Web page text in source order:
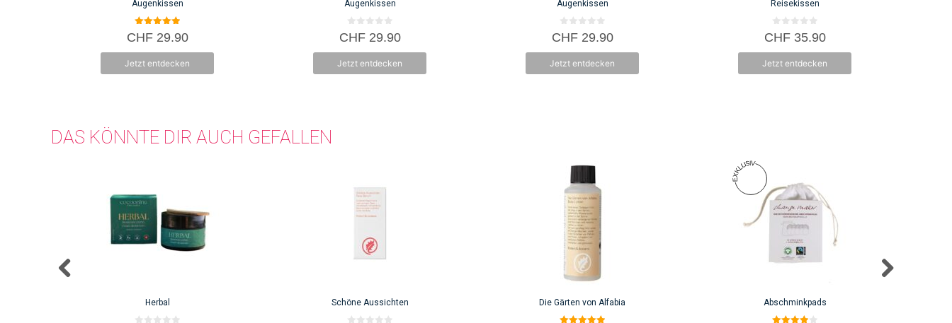
Augenkissen
5.00
von 5
CHF29.90
Jetzt entdecken
Augenkissen
0
v
5
CHF29.90
Jetzt entdecken
Augenkissen
0
v
5
CHF29.90
Jetzt entdecken
Reisekissen
0
v
5
CHF35.90
Jetzt entdecken
DAS KÖNNTE DIR AUCH GEFALLEN
Herbal Schöne Aussichten Die Gärten von Alfabia Abschminkpads